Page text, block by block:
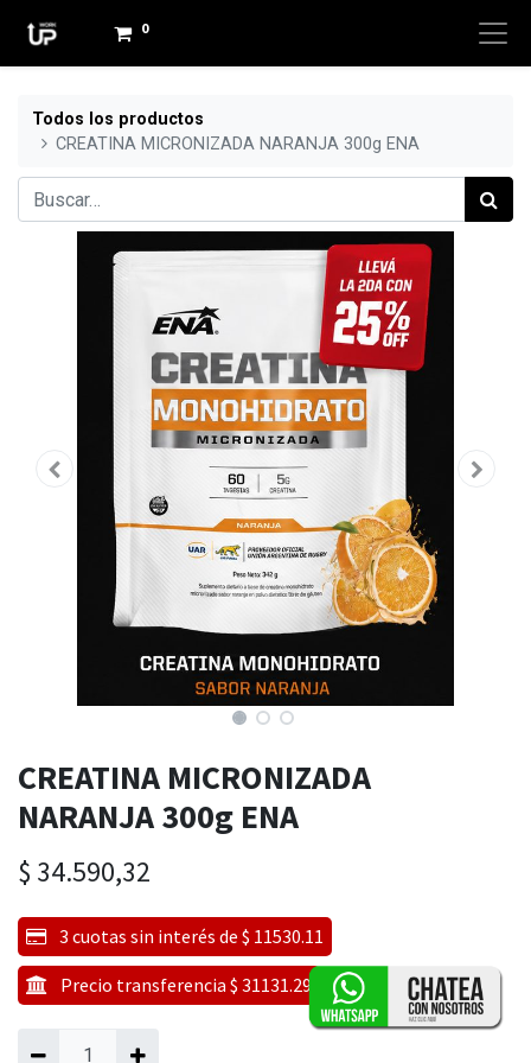
0
Todos los productos
CREATINA MICRONIZADA NARANJA 300g ENA
CREATINA MICRONIZADA
NARANJA 300g ENA
$ 34.590,32
3 cuotas sin interés de $ 11530.11
Precio transferencia $ 31131.29